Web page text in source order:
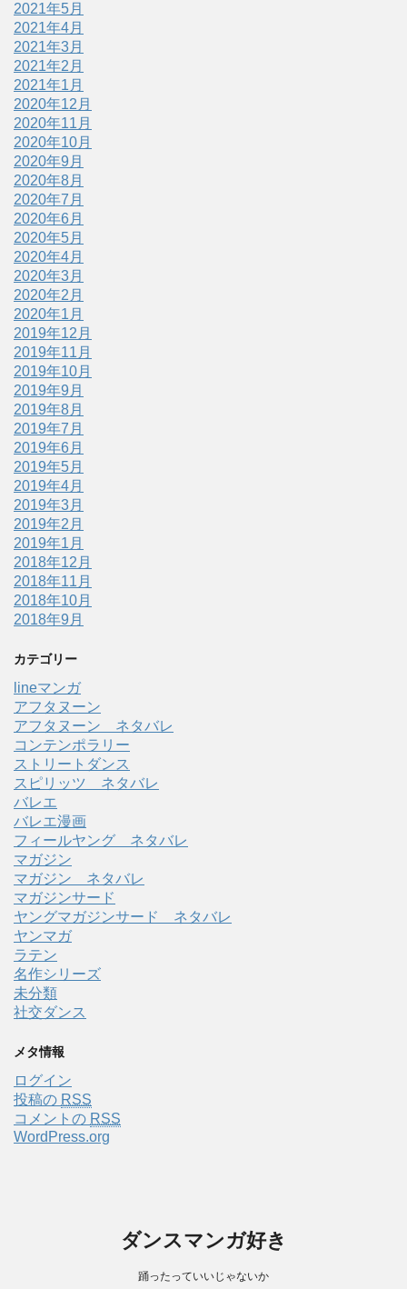
2021年5月
2021年4月
2021年3月
2021年2月
2021年1月
2020年12月
2020年11月
2020年10月
2020年9月
2020年8月
2020年7月
2020年6月
2020年5月
2020年4月
2020年3月
2020年2月
2020年1月
2019年12月
2019年11月
2019年10月
2019年9月
2019年8月
2019年7月
2019年6月
2019年5月
2019年4月
2019年3月
2019年2月
2019年1月
2018年12月
2018年11月
2018年10月
2018年9月
カテゴリー
lineマンガ
アフタヌーン
アフタヌーン ネタバレ
コンテンポラリー
ストリートダンス
スピリッツ ネタバレ
バレエ
バレエ漫画
フィールヤング ネタバレ
マガジン
マガジン ネタバレ
マガジンサード
ヤングマガジンサード ネタバレ
ヤンマガ
ラテン
名作シリーズ
未分類
社交ダンス
メタ情報
ログイン
投稿の RSS
コメントの RSS
WordPress.org
ダンスマンガ好き
踊ったっていいじゃないか